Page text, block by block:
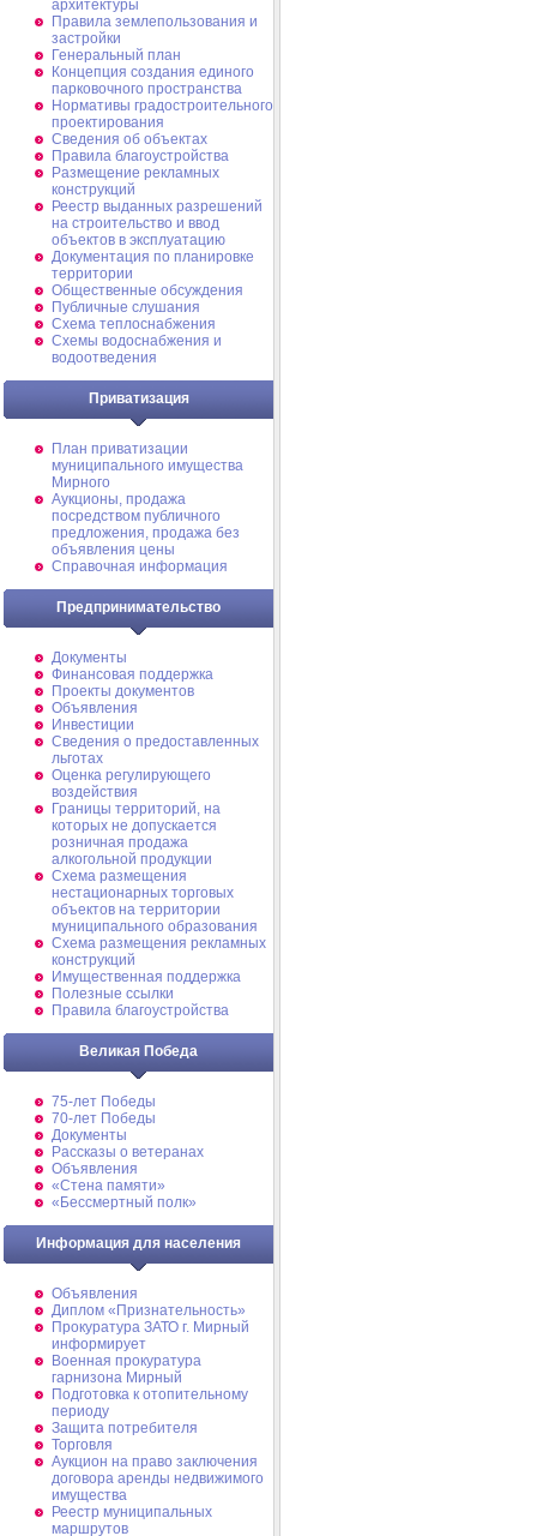
архитектуры
Правила землепользования и
застройки
Генеральный план
Концепция создания единого
парковочного пространства
Нормативы градостроительного
проектирования
Сведения об объектах
Правила благоустройства
Размещение рекламных
конструкций
Реестр выданных разрешений
на строительство и ввод
объектов в эксплуатацию
Документация по планировке
территории
Общественные обсуждения
Публичные слушания
Схема теплоснабжения
Схемы водоснабжения и
водоотведения
Приватизация
План приватизации
муниципального имущества
Мирного
Аукционы, продажа
посредством публичного
предложения, продажа без
объявления цены
Справочная информация
Предпринимательство
Документы
Финансовая поддержка
Проекты документов
Объявления
Инвестиции
Сведения о предоставленных
льготах
Оценка регулирующего
воздействия
Границы территорий, на
которых не допускается
розничная продажа
алкогольной продукции
Схема размещения
нестационарных торговых
объектов на территории
муниципального образования
Схема размещения рекламных
конструкций
Имущественная поддержка
Полезные ссылки
Правила благоустройства
Великая Победа
75-лет Победы
70-лет Победы
Документы
Рассказы о ветеранах
Объявления
«Стена памяти»
«Бессмертный полк»
Информация для населения
Объявления
Диплом «Признательность»
Прокуратура ЗАТО г. Мирный
информирует
Военная прокуратура
гарнизона Мирный
Подготовка к отопительному
периоду
Защита потребителя
Торговля
Аукцион на право заключения
договора аренды недвижимого
имущества
Реестр муниципальных
маршрутов